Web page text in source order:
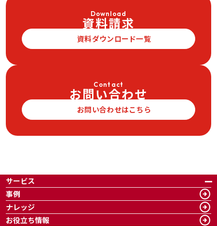
Download
資料請求
資料ダウンロード一覧
Contact
お問い合わせ
お問い合わせはこちら
サービス
事例
ナレッジ
お役立ち情報